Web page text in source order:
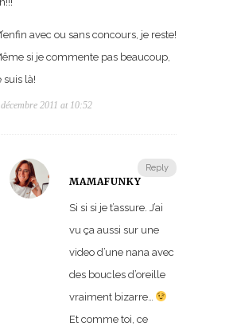
avec ou sans concours, je reste!
si je commente pas beaucoup,
suis là!
2011 at 10:52
Reply
MAMAFUNKY
Si si si je t’assure. J’ai
vu ça aussi sur une
video d’une nana avec
des boucles d’oreille
vraiment bizarre…
Et comme toi, ce